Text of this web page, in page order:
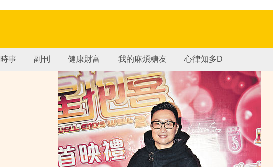
時事 副刊 健康財富 我的麻煩糖友 心律知多D